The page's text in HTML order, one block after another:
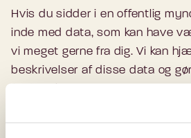
Hvis du sidder i en offentlig
inde med data, som kan have
vi meget gerne fra dig. Vi kan
beskrivelser af disse data og